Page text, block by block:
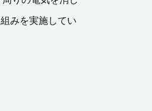
みを実施してい